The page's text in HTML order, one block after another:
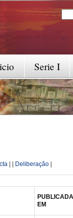
Serie I
| | Deliberação |
PUBLICADA
EM